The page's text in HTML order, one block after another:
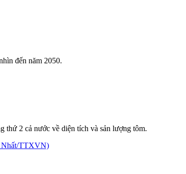
đến năm 2050.
2 cả nước về diện tích và sản lượng tôm.